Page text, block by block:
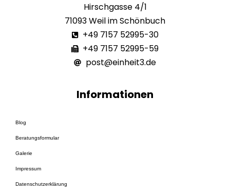
Hirschgasse 4/1
71093 Weil im Schönbuch
+49 7157 52995-30
+49 7157 52995-59
post@einheit3.de
Informationen
Blog
Beratungsformular
Galerie
Impressum
Datenschutzerklärung